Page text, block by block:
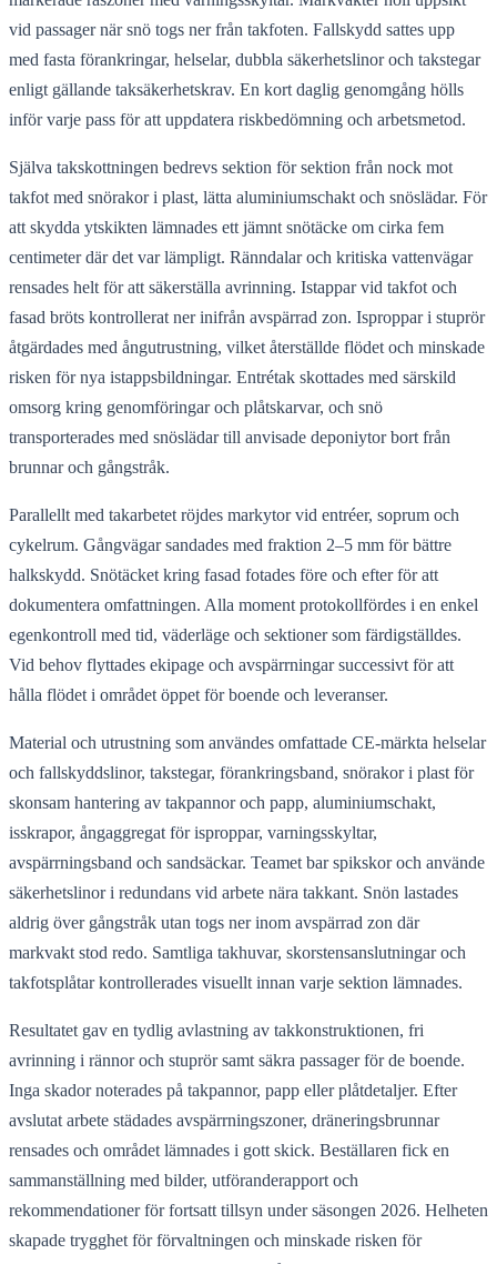
vid passager när snö togs ner från takfoten. Fallskydd sattes upp
med fasta förankringar, helselar, dubbla säkerhetslinor och takstegar
enligt gällande taksäkerhetskrav. En kort daglig genomgång hölls
inför varje pass för att uppdatera riskbedömning och arbetsmetod.
Själva takskottningen bedrevs sektion för sektion från nock mot
takfot med snörakor i plast, lätta aluminiumschakt och snöslädar. För
att skydda ytskikten lämnades ett jämnt snötäcke om cirka fem
centimeter där det var lämpligt. Ränndalar och kritiska vattenvägar
rensades helt för att säkerställa avrinning. Istappar vid takfot och
fasad bröts kontrollerat ner inifrån avspärrad zon. Isproppar i stuprör
åtgärdades med ångutrustning, vilket återställde flödet och minskade
risken för nya istappsbildningar. Entrétak skottades med särskild
omsorg kring genomföringar och plåtskarvar, och snö
transporterades med snöslädar till anvisade deponiytor bort från
brunnar och gångstråk.
Parallellt med takarbetet röjdes markytor vid entréer, soprum och
cykelrum. Gångvägar sandades med fraktion 2–5 mm för bättre
halkskydd. Snötäcket kring fasad fotades före och efter för att
dokumentera omfattningen. Alla moment protokollfördes i en enkel
egenkontroll med tid, väderläge och sektioner som färdigställdes.
Vid behov flyttades ekipage och avspärrningar successivt för att
hålla flödet i området öppet för boende och leveranser.
Material och utrustning som användes omfattade CE-märkta helselar
och fallskyddslinor, takstegar, förankringsband, snörakor i plast för
skonsam hantering av takpannor och papp, aluminiumschakt,
isskrapor, ångaggregat för isproppar, varningsskyltar,
avspärrningsband och sandsäckar. Teamet bar spikskor och använde
säkerhetslinor i redundans vid arbete nära takkant. Snön lastades
aldrig över gångstråk utan togs ner inom avspärrad zon där
markvakt stod redo. Samtliga takhuvar, skorstensanslutningar och
takfotsplåtar kontrollerades visuellt innan varje sektion lämnades.
Resultatet gav en tydlig avlastning av takkonstruktionen, fri
avrinning i rännor och stuprör samt säkra passager för de boende.
Inga skador noterades på takpannor, papp eller plåtdetaljer. Efter
avslutat arbete städades avspärrningszoner, dräneringsbrunnar
rensades och området lämnades i gott skick. Beställaren fick en
sammanställning med bilder, utföranderapport och
rekommendationer för fortsatt tillsyn under säsongen 2026. Helheten
skapade trygghet för förvaltningen och minskade risken för